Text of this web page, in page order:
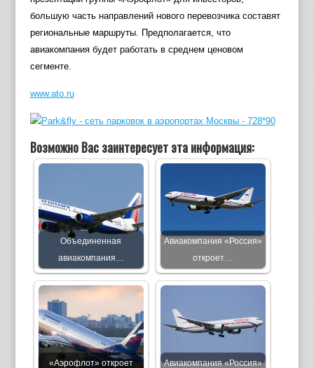
большую часть направлений нового перевозчика составят
региональные маршруты. Предполагается, что
авиакомпания будет работать в среднем ценовом
сегменте.
www.ato.ru
Возможно Вас заинтересует эта информация:
Объединенная
авиакомпания…
Авиакомпания «Россия»
откроет…
«Аэрофлот» откроет
Авиакомпания «Россия»